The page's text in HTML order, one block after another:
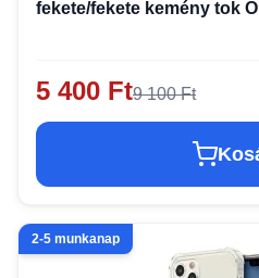
fekete/fekete kemény tok
5 400 Ft9 100 Ft
2-5 munkanap